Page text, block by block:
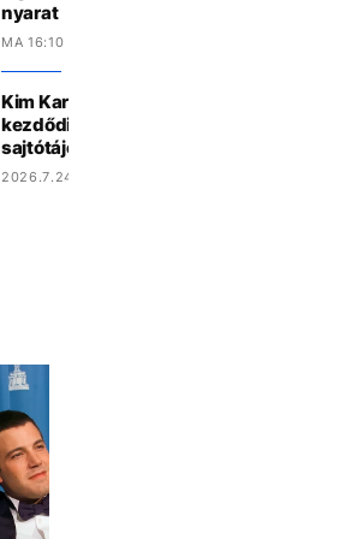
nyarat
MA 16:10 -KOR
Kim Kardashian energiaitalos reklámja
kezdődik, mintha a bukott jogi
sajtótájékoztatót
2026.7.24 15:27